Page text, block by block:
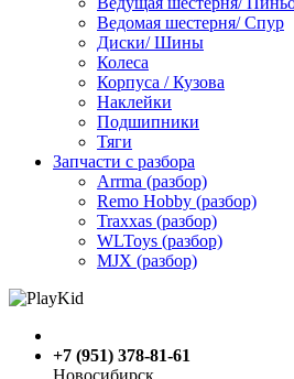
Ведомая шестерня/ Спур
Диски/ Шины
Колеса
Корпуса / Кузова
Наклейки
Подшипники
Тяги
Запчасти с разбора
Arrma (разбор)
Remo Hobby (разбор)
Traxxas (разбор)
WLToys (разбор)
MJX (разбор)
+7 (951) 378-81-61
Новосибирск